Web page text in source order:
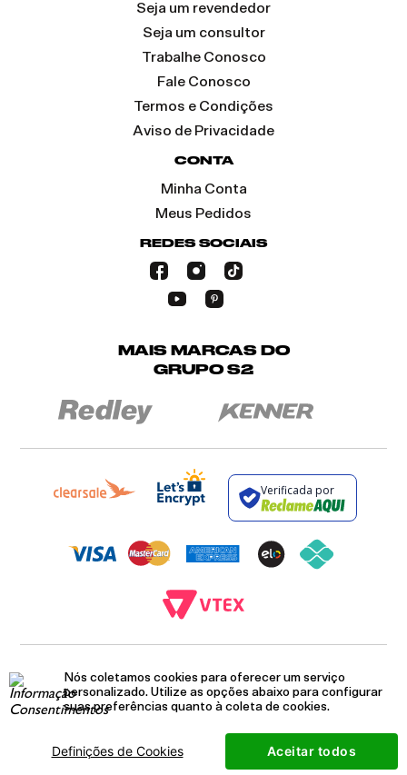
Nós coletamos cookies para oferecer um serviço
personalizado. Utilize as opções abaixo para configurar
suas preferências quanto à coleta de cookies.
Definições de Cookies Aceitar todos
Seja um revendedor
Seja um consultor
Trabalhe Conosco
Fale Conosco
Termos e Condições
Aviso de Privacidade
CONTA
Minha Conta
Meus Pedidos
REDES SOCIAIS
MAIS MARCAS DO
GRUPO S2
Verificada por
12.093.445/0002-23
RUA JUMECY RODRIGUES GOMES, 331 - ANEXO 2 - CENTRO - PIRAÍ - RIO DE
JANEIRO. CEP.: 27.175-000
Termos e Condições
Mapa do Site